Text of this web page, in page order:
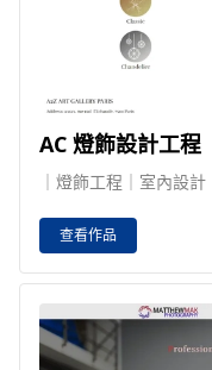
AC 燈飾設計工程
｜燈飾工程｜室內設
查看作品